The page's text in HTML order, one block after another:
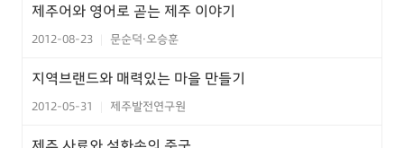
제주어와 영어로 곧는 제주 이야기
2012-08-23 문순덕·오승훈
지역브랜드와 매력있는 마을 만들기
2012-05-31 제주발전연구원